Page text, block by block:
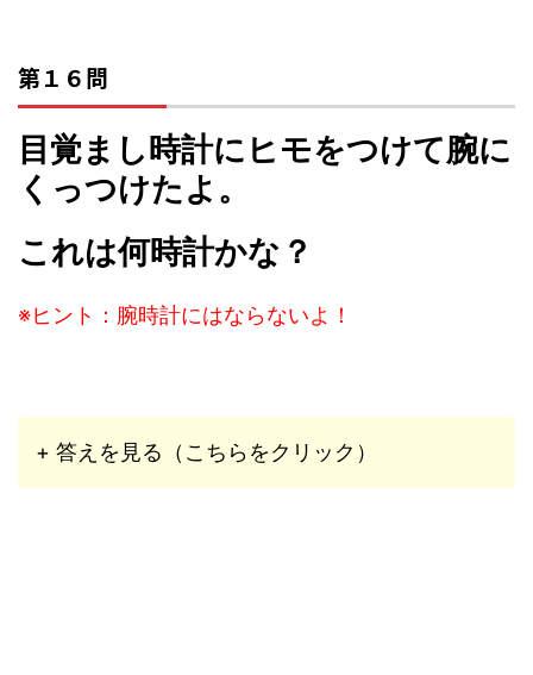
第１６問
目覚まし時計にヒモをつけて腕に
くっつけたよ。
これは何時計かな？
※ヒント：腕時計にはならないよ！
+ 答えを見る（こちらをクリック）